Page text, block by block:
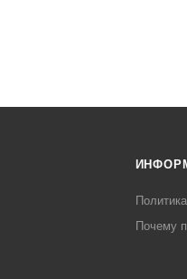
Политика
Почему